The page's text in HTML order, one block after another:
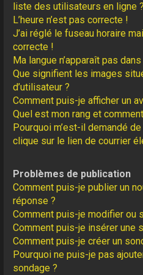
liste des utilisateurs en ligne ?
L’heure n’est pas correcte !
J’ai réglé le fuseau horaire
correcte !
Ma langue n’apparaît pas
Que signifient les images
d’utilisateur ?
Comment puis-je afficher un
Quel est mon rang et
Pourquoi m’est-il demandé
clique sur le lien de courrier
Problèmes de publication
Comment puis-je publier un
réponse ?
Comment puis-je modifier ou
Comment puis-je insérer une
Comment puis-je créer un
Pourquoi ne puis-je pas
sondage ?